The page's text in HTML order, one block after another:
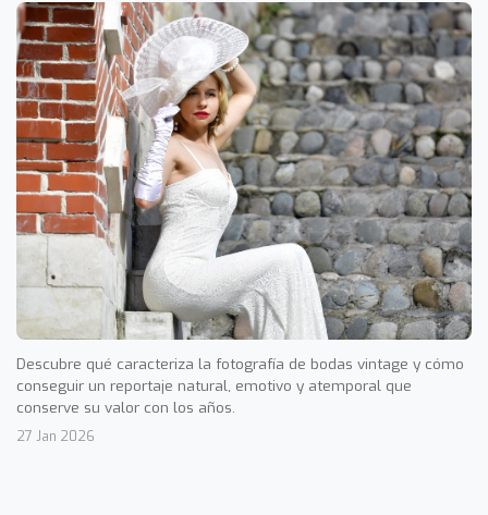
Descubre qué caracteriza la fotografía de bodas vintage y cómo
conseguir un reportaje natural, emotivo y atemporal que
conserve su valor con los años.
27 Jan 2026